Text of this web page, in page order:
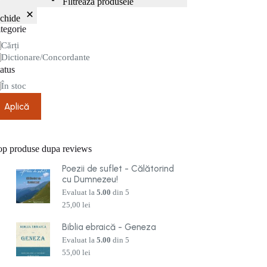
Cărți
Dictionare/Concordante
În stoc
Aplică
produse dupa reviews
Poezii de suflet - Călătorind
cu Dumnezeu!
Evaluat la5.00 din 5
25,00lei
Biblia ebraică - Geneza
Evaluat la5.00 din 5
55,00lei